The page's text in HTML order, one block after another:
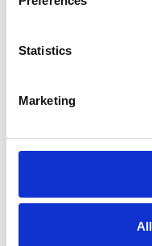
Statistics
Marketing